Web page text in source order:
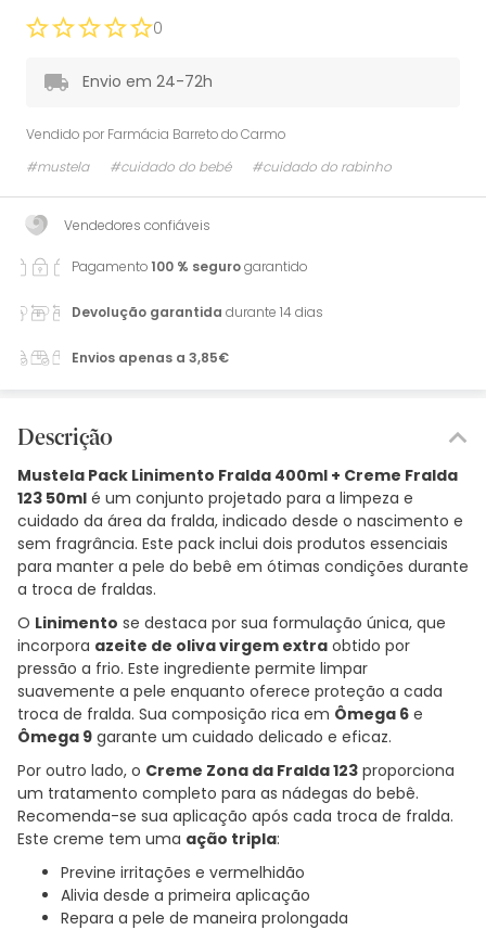
0
Envio em 24-72h
Vendido por Farmácia Barreto do Carmo
#mustela
#cuidado do bebé #cuidado do rabinho
Vendedores confiáveis
Pagamento100 % segurogarantido
Devolução garantida durante 14 dias
Envios apenas a 3,85€
Descrição
Mustela Pack Linimento Fralda 400ml + Creme Fralda
123 50ml é um conjunto projetado para a limpeza e
cuidado da área da fralda, indicado desde o nascimento e
sem fragrância. Este pack inclui dois produtos essenciais
para manter a pele do bebê em ótimas condições durante
a troca de fraldas.
O Linimento se destaca por sua formulação única, que
incorpora azeite de oliva virgem extra obtido por
pressão a frio. Este ingrediente permite limpar
suavemente a pele enquanto oferece proteção a cada
troca de fralda. Sua composição rica em Ômega 6 e
Ômega 9 garante um cuidado delicado e eficaz.
Por outro lado, o Creme Zona da Fralda 123 proporciona
um tratamento completo para as nádegas do bebê.
Recomenda-se sua aplicação após cada troca de fralda.
Este creme tem uma ação tripla:
Previne irritações e vermelhidão
Alivia desde a primeira aplicação
Repara a pele de maneira prolongada